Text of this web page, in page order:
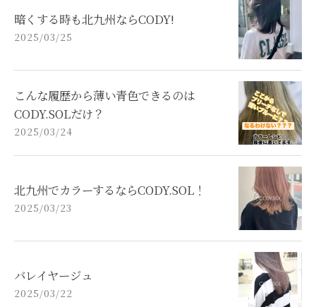
暗くする時も北九州ならCODY!
2025/03/25
こんな履歴から薄い青色できるのは
CODY.SOLだけ？
2025/03/24
北九州でカラーするならCODY.SOL！
2025/03/23
バレイヤージュ
2025/03/22